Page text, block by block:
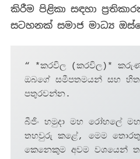
කිරීම පිළිකා සඳහා
සටහනක් සමාජ මාධ්‍ය
“ *කරවිල (කරවිල)*
ඔබගේ සමීපතමයන් සහ
පතුරවන්න.
බීජිං හමුදා මහ රෝහලේ
තහවුරු කළේ, මෙම
කෙනෙකුම අවම වශයෙන්